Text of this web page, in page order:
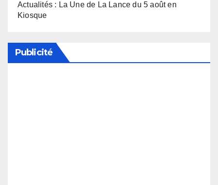
Actualités : La Une de La Lance du 5 août en
Kiosque
Publicité